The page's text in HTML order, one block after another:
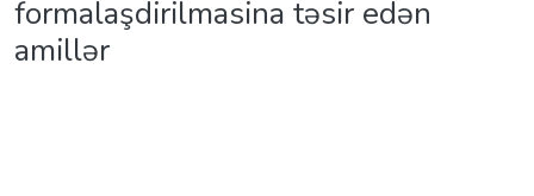
formalaşdirilmasina təsir edən
amillər